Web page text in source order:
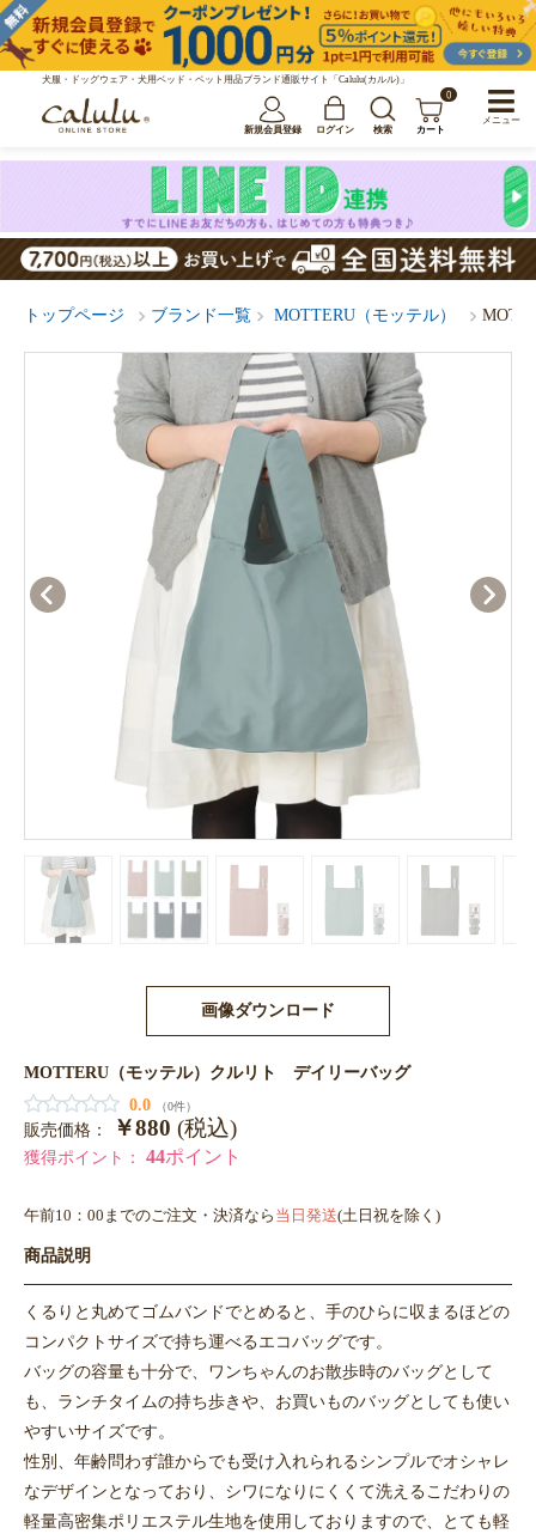
犬服・ドッグウェア・犬用ベッド・ペット用品ブランド通販サイト「Calulu(カルル)」
新規会員登録 ログイン 検索
0
カート
トップページ ブランド一覧 MOTTERU（モッテル）
画像ダウンロード
MOTTERU（モッテル）クルリト デイリーバッグ
0.0
（0件）
販売価格： ￥880 (税込)
獲得ポイント： 44ポイント
午前10：00までのご注文・決済なら 当日発送(土日祝を除く)
商品説明
くるりと丸めてゴムバンドでとめると、手のひらに収まるほどの
コンパクトサイズで持ち運べるエコバッグです。
バッグの容量も十分で、ワンちゃんのお散歩時のバッグとして
も、ランチタイムの持ち歩きや、お買いものバッグとしても使い
やすいサイズです。
性別、年齢問わず誰からでも受け入れられるシンプルでオシャレ
なデザインとなっており、シワになりにくくて洗えるこだわりの
軽量高密集ポリエステル生地を使用しておりますので、とても軽
メニュー